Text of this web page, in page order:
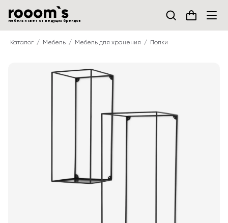
мебель и свет от ведущих брендов
Каталог Мебель Мебель для хранения Полки